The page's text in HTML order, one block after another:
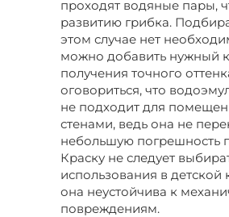
проходят водяные пары,
развитию грибка.
этом случае нет
можно добавить нужный
получения точного
оговориться, что
не подходит для
стенами, ведь она не
небольшую погрешность
Краску не следует
использования в детской
она неустойчива к
повреждениям.